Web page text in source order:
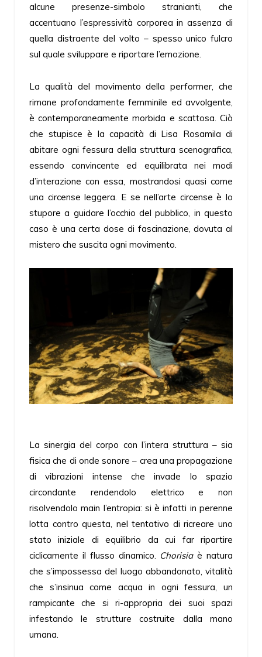
alcune presenze-simbolo stranianti, che
accentuano l’espressività corporea in assenza di
quella distraente del volto – spesso unico fulcro
sul quale sviluppare e riportare l’emozione.
La qualità del movimento della performer, che
rimane profondamente femminile ed avvolgente,
è contemporaneamente morbida e scattosa. Ciò
che stupisce è la capacità di Lisa Rosamila di
abitare ogni fessura della struttura scenografica,
essendo convincente ed equilibrata nei modi
d’interazione con essa, mostrandosi quasi come
una circense leggera. E se nell’arte circense è lo
stupore a guidare l’occhio del pubblico, in questo
caso è una certa dose di fascinazione, dovuta al
mistero che suscita ogni movimento.
La sinergia del corpo con l’intera struttura – sia
fisica che di onde sonore – crea una propagazione
di vibrazioni intense che invade lo spazio
circondante rendendolo elettrico e non
risolvendolo main l’entropia: si è infatti in perenne
lotta contro questa, nel tentativo di ricreare uno
stato iniziale di equilibrio da cui far ripartire
ciclicamente il flusso dinamico. Chorisiaè natura
che s’impossessa del luogo abbandonato, vitalità
che s’insinua come acqua in ogni fessura, un
rampicante che si ri-appropria dei suoi spazi
infestando le strutture costruite dalla mano
umana.